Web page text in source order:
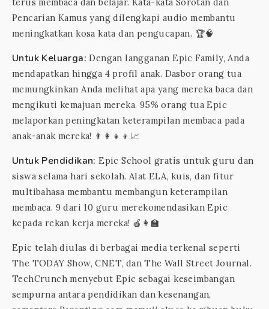
Pencarian Kamus yang dilengkapi audio membantu
meningkatkan kosa kata dan pengucapan. 🏆🧠
Untuk Keluarga: Dengan langganan Epic Family, Anda
mendapatkan hingga 4 profil anak. Dasbor orang tua
memungkinkan Anda melihat apa yang mereka baca dan
mengikuti kemajuan mereka. 95% orang tua Epic
melaporkan peningkatan keterampilan membaca pada
anak-anak mereka! 👨‍👩‍👧‍👦📈
Untuk Pendidikan: Epic School gratis untuk guru dan
siswa selama hari sekolah. Alat ELA, kuis, dan fitur
multibahasa membantu membangun keterampilan
membaca. 9 dari 10 guru merekomendasikan Epic
kepada rekan kerja mereka! 🍎👩‍🏫
Epic telah diulas di berbagai media terkenal seperti
The TODAY Show, CNET, dan The Wall Street Journal.
TechCrunch menyebut Epic sebagai keseimbangan
sempurna antara pendidikan dan kesenangan,